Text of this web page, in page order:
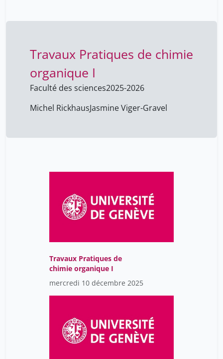
Travaux Pratiques de chimie
organique I
Faculté des sciences2025-2026
Michel RickhausJasmine Viger-Gravel
Travaux Pratiques de
chimie organique I
mercredi 10 décembre 2025